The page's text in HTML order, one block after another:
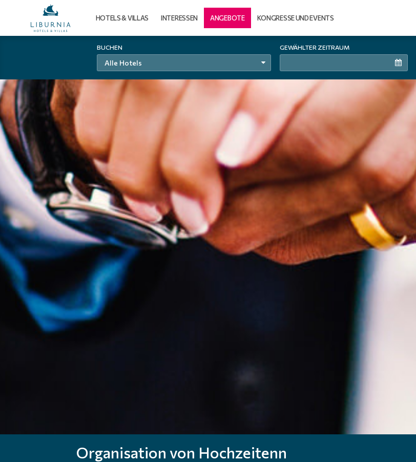
BUCHEN
Alle Hotels
GEWÄHLTER ZEITRAUM
HOTELS & VILLAS INTERESSEN ANGEBOTE KONGRESSE UND EVENTS
Organisation von Hochzeitenn